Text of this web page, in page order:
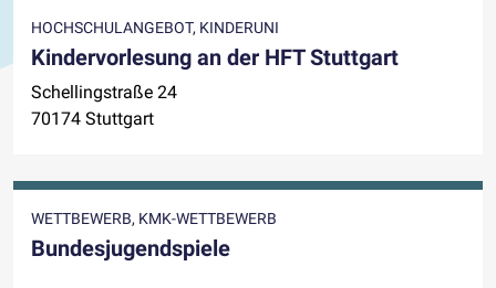
HOCHSCHULANGEBOT, KINDERUNI
Kindervorlesung an der HFT Stuttgart
Schellingstraße 24
70174 Stuttgart
WETTBEWERB, KMK-WETTBEWERB
Bundesjugendspiele